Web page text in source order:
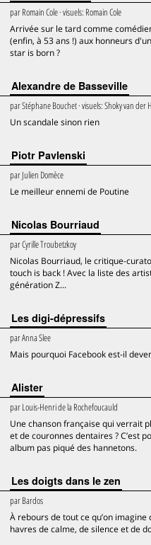
parRomain Cole· visuels: Romain Cole
Arrivée sur le tard comme
(enfin, à 53 ans !) aux honneurs
star is born ?
Alexandre de Basseville
parStéphane Bouchet· visuels:Shoky van der
Un scandale sinon rien
Piotr Pavlenski
parJulien Domèce
Le meilleur ennemi de Poutine
Nicolas Bourriaud
parCyrille Troubetzkoy
Nicolas Bourriaud, le critique-
touch is back ! Avec la liste des
génération Z...
Les digi-dépressifs
parAnna Slee
Mais pourquoi Facebook est-il
Alister
parLouis-Henri de la Rochefoucauld
Une chanson française qui verrait
et de couronnes dentaires ? C’est
album pas piqué des hannetons.
Les doigts dans le zen
parBardos
À rebours de tout ce qu’on
havres de calme, de silence et de